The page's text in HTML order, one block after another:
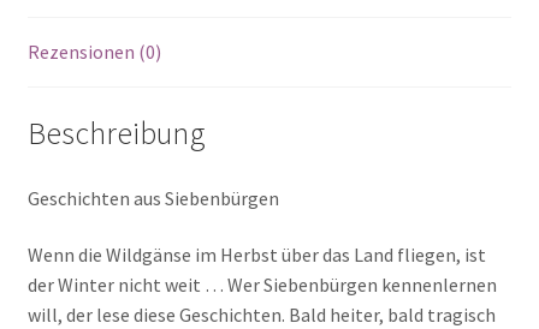
Rezensionen (0)
Beschreibung
Geschichten aus Siebenbürgen
Wenn die Wildgänse im Herbst über das Land fliegen, ist
der Winter nicht weit … Wer Siebenbürgen kennenlernen
will, der lese diese Geschichten. Bald heiter, bald tragisch